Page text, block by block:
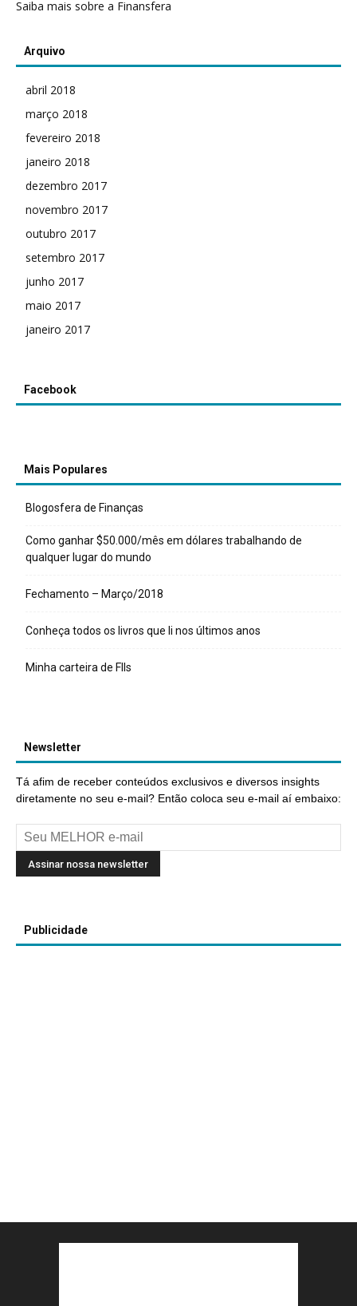
Saiba mais sobre a Finansfera
Arquivo
abril 2018
março 2018
fevereiro 2018
janeiro 2018
dezembro 2017
novembro 2017
outubro 2017
setembro 2017
junho 2017
maio 2017
janeiro 2017
Facebook
Mais Populares
Blogosfera de Finanças
Como ganhar $50.000/mês em dólares trabalhando de
qualquer lugar do mundo
Fechamento – Março/2018
Conheça todos os livros que li nos últimos anos
Minha carteira de FIIs
Newsletter
Tá afim de receber conteúdos exclusivos e diversos insights
diretamente no seu e-mail? Então coloca seu e-mail aí embaixo:
Publicidade